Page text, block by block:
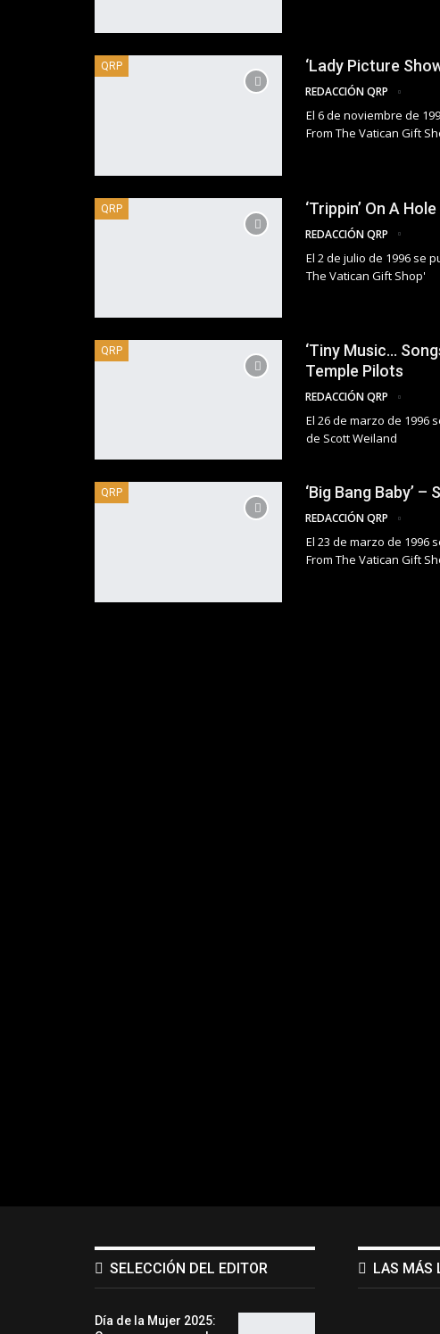
QRP ‘Lady Picture
REDACCIÓN QRP
El 6 de noviembre de
From The Vatican Gift
QRP ‘Trippin’ On A
REDACCIÓN QRP
El 2 de julio de 1996 se
The Vatican Gift Shop'
QRP
‘Tiny Music…
Temple Pilots
REDACCIÓN QRP
El 26 de marzo de 1996
de Scott Weiland
QRP ‘Big Bang Baby’
REDACCIÓN QRP
El 23 de marzo de 1996
From The Vatican Gift
SELECCIÓN DEL EDITOR
Día de la Mujer 2025:
LAS MÁS